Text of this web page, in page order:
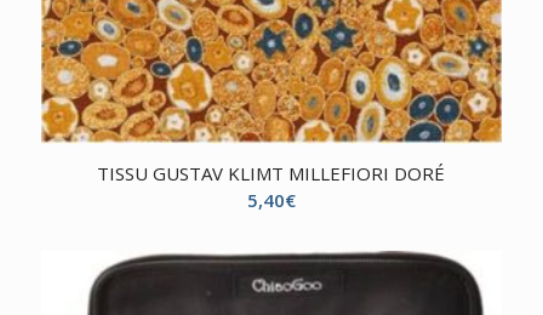
TISSU GUSTAV KLIMT MILLEFIORI DORÉ
5,40€